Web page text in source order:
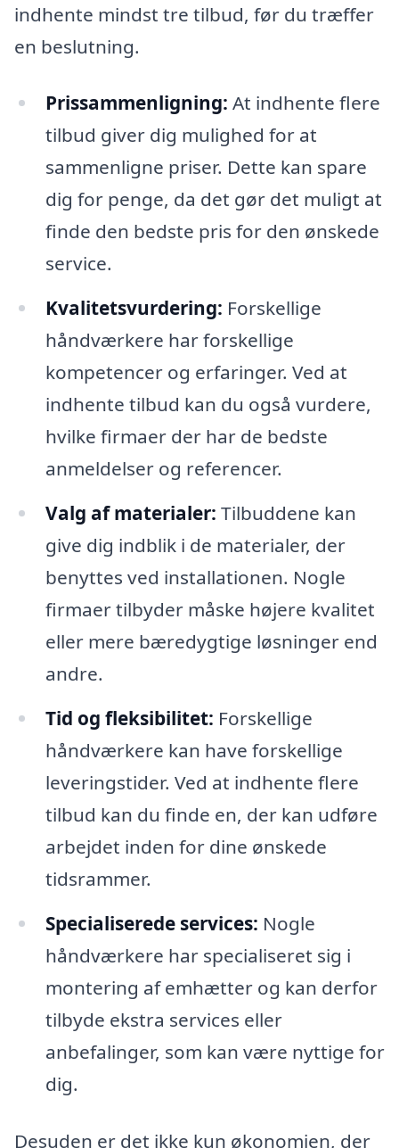
indhente mindst tre tilbud, før du træffer
en beslutning.
Prissammenligning: At indhente flere
tilbud giver dig mulighed for at
sammenligne priser. Dette kan spare
dig for penge, da det gør det muligt at
finde den bedste pris for den ønskede
service.
Kvalitetsvurdering: Forskellige
håndværkere har forskellige
kompetencer og erfaringer. Ved at
indhente tilbud kan du også vurdere,
hvilke firmaer der har de bedste
anmeldelser og referencer.
Valg af materialer: Tilbuddene kan
give dig indblik i de materialer, der
benyttes ved installationen. Nogle
firmaer tilbyder måske højere kvalitet
eller mere bæredygtige løsninger end
andre.
Tid og fleksibilitet: Forskellige
håndværkere kan have forskellige
leveringstider. Ved at indhente flere
tilbud kan du finde en, der kan udføre
arbejdet inden for dine ønskede
tidsrammer.
Specialiserede services: Nogle
håndværkere har specialiseret sig i
montering af emhætter og kan derfor
tilbyde ekstra services eller
anbefalinger, som kan være nyttige for
dig.
Desuden er det ikke kun økonomien, der